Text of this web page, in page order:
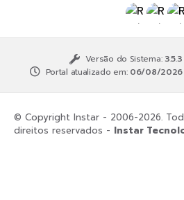
Versão do Sistema:
Portal atualizado em: 06/08/2026
© Copyright Instar - 2006-2026.
direitos reservados - Instar